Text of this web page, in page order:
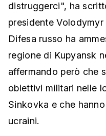
distruggerci", ha
presidente
Difesa russo ha
regione di Kupyansk
affermando però che
obiettivi militari nelle
Sinkovka e che
ucraini.